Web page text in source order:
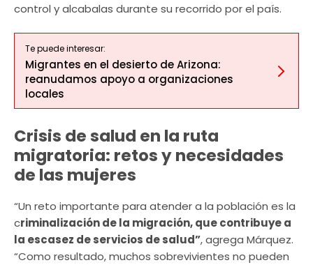
control y alcabalas durante su recorrido por el país.
Te puede interesar:
Migrantes en el desierto de Arizona:
reanudamos apoyo a organizaciones
locales
Crisis de salud en la ruta
migratoria: retos y necesidades
de las mujeres
“Un reto importante para atender a la población es la
criminalización de la migración, que contribuye a
la escasez de servicios de salud”, agrega Márquez.
“Como resultado, muchos sobrevivientes no pueden